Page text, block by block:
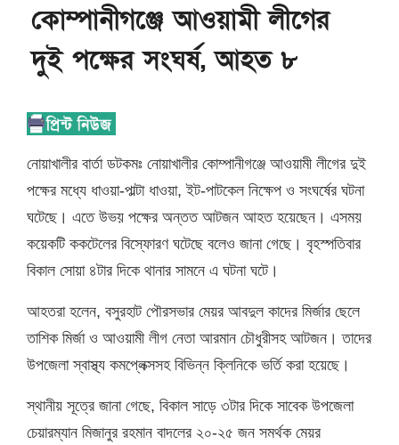
কোম্পানীগঞ্জে আওয়ামী লীগের
দুই পক্ষের সংঘর্ষ, আহত ৮
নোয়াখালীর বার্তা ডটকমঃ নোয়াখালীর কোম্পানীগঞ্জে আওয়ামী লীগের দুই
পক্ষের মধ্যে ধাওয়া-পাল্টা ধাওয়া, ইট-পাটকেল নিক্ষেপ ও সংঘর্ষের ঘটনা
ঘটেছে। এতে উভয় পক্ষের অন্তত আটজন আহত হয়েছেন। এসময়
কয়েকটি ককটেলের বিস্ফোরণ ঘটেছে বলেও জানা গেছে। বৃহস্পতিবার
বিকাল সোয়া ৪টার দিকে থানার সামনে এ ঘটনা ঘটে।
আহতরা হলেন, বসুরহাট পৌরসভার মেয়র আবদুল কাদের মির্জার ছেলে
তাশিক মির্জা ও আওয়ামী লীগ নেতা আরমান চৌধুরীসহ আটজন। তাদের
উপজেলা স্বাস্থ্য কমপ্লেক্সসহ বিভিন্ন ক্লিনিকে ভর্তি করা হয়েছে।
স্থানীয় সূত্রে জানা গেছে, বিকাল সাড়ে ৩টার দিকে সাবেক উপজেলা
চেয়ারম্যান মিজানুর রহমান বাদলের ২০-২৫ জন সমর্থক মেয়র